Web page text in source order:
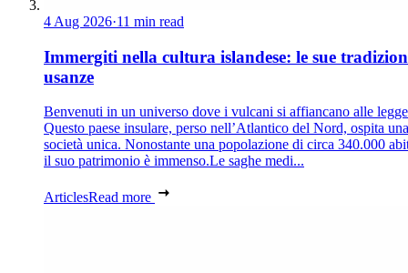
4 Aug 2026·11 min read
Immergiti nella cultura islandese: le sue
usanze
Benvenuti in un universo dove i vulcani si affiancano alle
Questo paese insulare, perso nell’Atlantico del Nord, ospita una
società unica. Nonostante una popolazione di circa 340.000
il suo patrimonio è immenso.Le saghe medi...
ArticlesRead more